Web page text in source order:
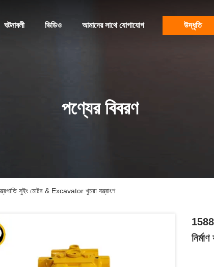
ঘটনাবলী ভিডিও আমাদের সাথে যোগাযোগ উদ্ধৃতি
পণ্যের বিবরণ
সুইং মোটর & Excavator খুচরা যন্ত্রাংশ